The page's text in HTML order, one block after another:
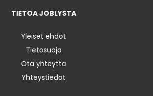
TIETOA JOBLYSTA
Yleiset ehdot
Tietosuoja
Ota yhteyttä
Yhteystiedot